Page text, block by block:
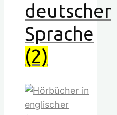
nach:
deutscher
Sprache
(2)